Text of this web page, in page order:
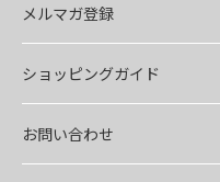
メルマガ登録
ショッピングガイド
お問い合わせ